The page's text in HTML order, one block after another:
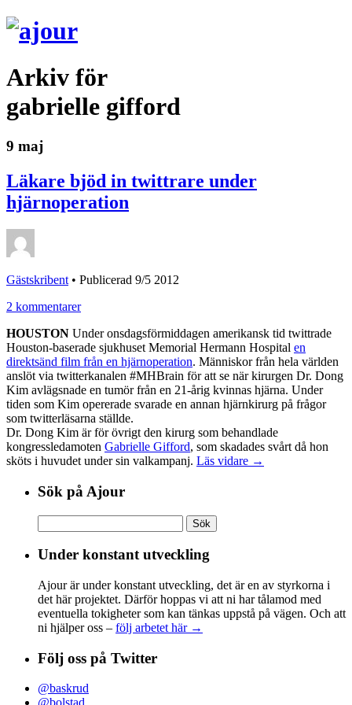
Arkiv för
gabrielle gifford
9 maj
Läkare bjöd in twittrare under
hjärnoperation
Gästskribent • Publicerad 9/5 2012
2 kommentarer
HOUSTON Under onsdagsförmiddagen amerikansk tid twittrade
Houston-baserade sjukhuset Memorial Hermann Hospital en
direktsänd film från en hjärnoperation. Människor från hela världen
anslöt via twitterkanalen #MHBrain för att se när kirurgen Dr. Dong
Kim avlägsnade en tumör från en 21-årig kvinnas hjärna. Under
tiden som Kim opererade svarade en annan hjärnkirurg på frågor
som twitterläsarna ställde.
Dr. Dong Kim är för övrigt den kirurg som behandlade
kongressledamoten Gabrielle Gifford, som skadades svårt då hon
sköts i huvudet under sin valkampanj. Läs vidare →
Sök på Ajour
efter:
Under konstant utveckling
Ajour är under konstant utveckling, det är en av styrkorna i
det här projektet. Därför hoppas vi att ni har tålamod med
eventuella tokigheter som kan tänkas uppstå på vägen. Och att
ni hjälper oss – följ arbetet här →
Följ oss på Twitter
@baskrud